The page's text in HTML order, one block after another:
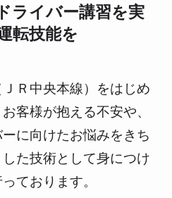
ライバー講習を実
転技能を
Ｒ中央本線）をはじめ
客様が抱える不安や、
に向けたお悩みをきち
た技術として身につけ
ております。